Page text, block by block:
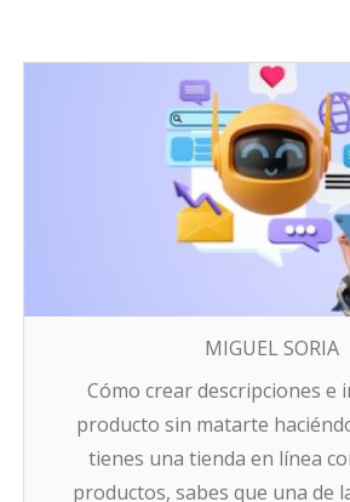
MIGUEL SORIA
Cómo crear descripciones e
producto sin matarte
tienes una tienda en línea
productos, sabes que una de